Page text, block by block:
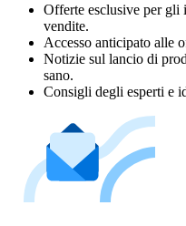
Offerte esclusive per gli
vendite.
Accesso anticipato alle
Notizie sul lancio di
sano.
Consigli degli esperti e